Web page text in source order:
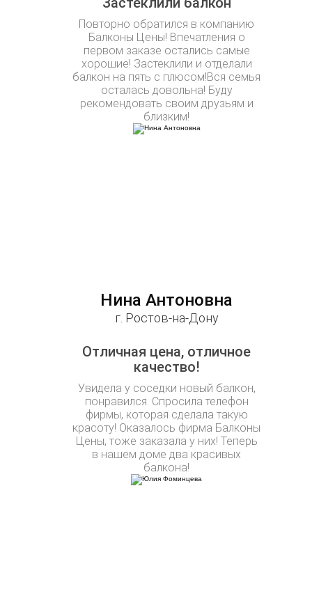
Повторно обратился в компанию
Балконы Цены! Впечатления о
первом заказе остались самые
хорошие! Застеклили и отделали
балкон на пять с плюсом!Вся семья
осталась довольна! Буду
рекомендовать своим друзьям и
близким!
Нина Антоновна
г. Ростов-на-Дону
Отличная цена, отличное
качество!
Увидела у соседки новый балкон,
понравился. Спросила телефон
фирмы, которая сделала такую
красоту! Оказалось фирма Балконы
Цены, тоже заказала у них! Теперь
в нашем доме два красивых
балкона!